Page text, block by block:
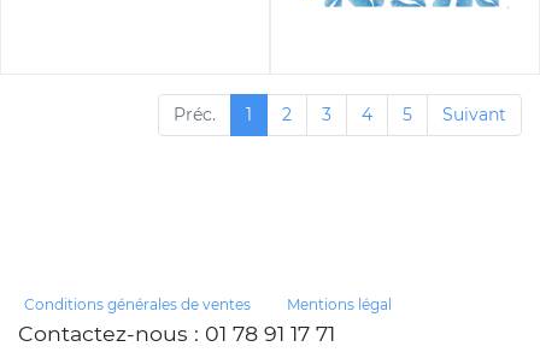
Préc. 1 2 3 4 5 Suivant
Conditions générales de ventes Mentions légal
Contactez-nous : 01 78 91 17 71